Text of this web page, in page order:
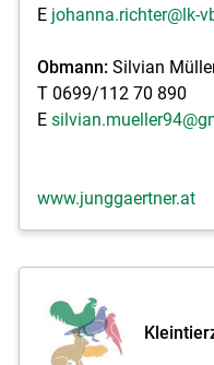
E johanna.richter@lk-
Obmann:Silvian
T 0699/112 70 890
E
www.junggaertner.at